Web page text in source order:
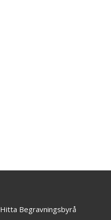
Hitta Begravningsbyrå